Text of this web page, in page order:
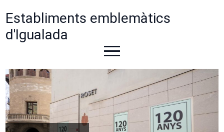
Establiments emblemàtics
d'Igualada